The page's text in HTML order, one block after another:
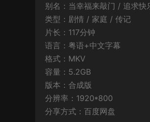
别名：当幸福来敲门 / 追求
类型：剧情 / 家庭 / 传记
片长：117分钟
语言：粤语+中文字幕
格式：MKV
容量：5.2GB
版本：合成版
分辨率：1920*800
分享方式：百度网盘